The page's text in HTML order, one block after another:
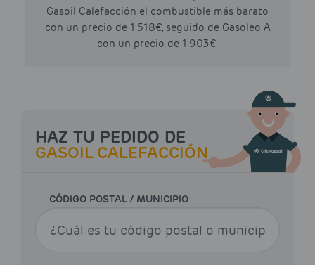
Gasoil Calefacción el combustible más barato
con un precio de 1.518€, seguido de Gasoleo A
con un precio de 1.903€.
HAZ TU PEDIDO DE
GASOIL CALEFACCIÓN
CÓDIGO POSTAL / MUNICIPIO